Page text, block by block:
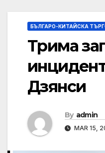
БЪЛГАРО-КИТАЙСКА
Трима
Дзянси
By admin
MAR 15,